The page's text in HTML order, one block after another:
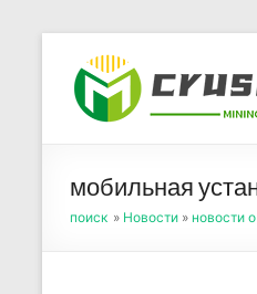
content
мобильная
поиск » Новости » новости